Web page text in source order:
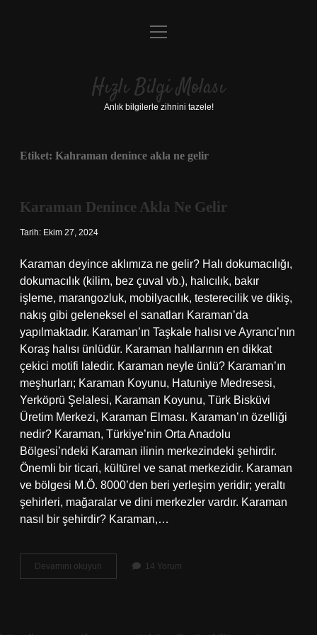
Anasayfa
Yasal Uyarı
menüyü
Hızlı Bilgi Molası
Anlık bilgilerle zihnini tazele!
Etiket: Kahraman denince akla ne gelir
Karaman Denince Akla Ne Gelir
Tarih: Ekim 27, 2024
Karaman deyince aklımıza ne gelir? Halı dokumacılığı,
dokumacılık (kilim, bez çuval vb.), halıcılık, bakır
işleme, marangozluk, mobilyacılık, testerecilik ve dikiş,
nakış gibi geleneksel el sanatları Karaman’da
yapılmaktadır. Karaman’ın Taşkale halısı ve Ayrancı’nın
Koraş halısı ünlüdür. Karaman halılarının en dikkat
çekici motifi laledir. Karaman neyle ünlü? Karaman’ın
meşhurları; Karaman Koyunu, Hatuniye Medresesi,
Yerköprü Şelalesi, Karaman Koyunu, Türk Bisküvi
Üretim Merkezi, Karaman Elması. Karaman’ın özelliği
nedir? Karaman, Türkiye’nin Orta Anadolu
Bölgesi’ndeki Karaman ilinin merkezindeki şehirdir.
Önemli bir ticari, kültürel ve sanat merkezidir. Karaman
ve bölgesi M.Ö. 8000’den beri yerleşim yeridir; yeraltı
şehirleri, mağaralar ve dini merkezler vardır. Karaman
nasıl bir şehirdir? Karaman,…
Devamını okuyun Karaman
Denince
14 Yorum